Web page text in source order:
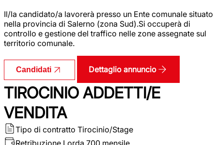
Il/la candidato/a lavorerà presso un Ente comunale situato
nella provincia di Salerno (zona Sud).Si occuperà di
controllo e gestione del traffico nelle zone assegnate sul
territorio comunale.
Candidati Dettaglio annuncio
TIROCINIO ADDETTI/E
VENDITA
Tipo di contratto Tirocinio/Stage
Retribuzione Lorda 700 mensile